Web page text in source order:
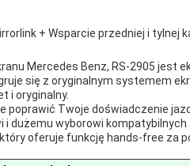
+ Wsparcie przedniej i
Mercedes Benz, RS-2905 jest
się z oryginalnym systemem
i oryginalny.
poprawić Twoje doświadczenie
dużemu wyborowi
oferuje funkcję hands-free za